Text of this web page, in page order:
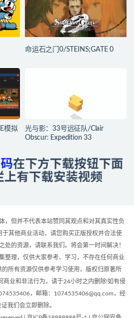
命运石之门0/STEINS;GATE 0
模拟
光与影：33号远征队/Clair
Obscur: Expedition 33
但并不代表本站赞同其观点和对其真实性负
其他商业活动，请您购买正版授权并合法使
的资源，请联系我们。将会第一时间解决！
整理，仅供大家参考、学习，不存在任何商业
所有资源仅供参考学习使用，版权归原著所
商业和非法行为，请于24小时之内删除!如有侵
，邮箱：1074535406@qq.com，经
我们会立即删除。